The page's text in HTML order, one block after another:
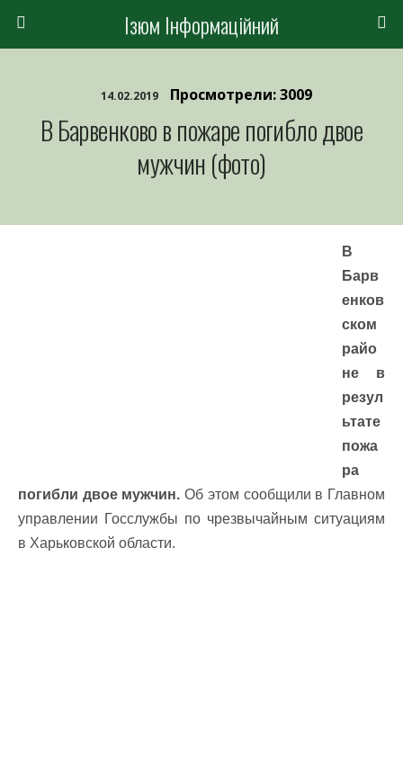
Ізюм Інформаційний
14.02.2019 Просмотрели: 3009
В Барвенково в пожаре погибло двое
мужчин (фото)
В
Барв
енков
ском
райо
не в
резул
ьтате
пожа
ра
погибли двое мужчин.Об этом сообщили в Главном
управлении Госслужбы по чрезвычайным ситуациям
в Харьковской области.